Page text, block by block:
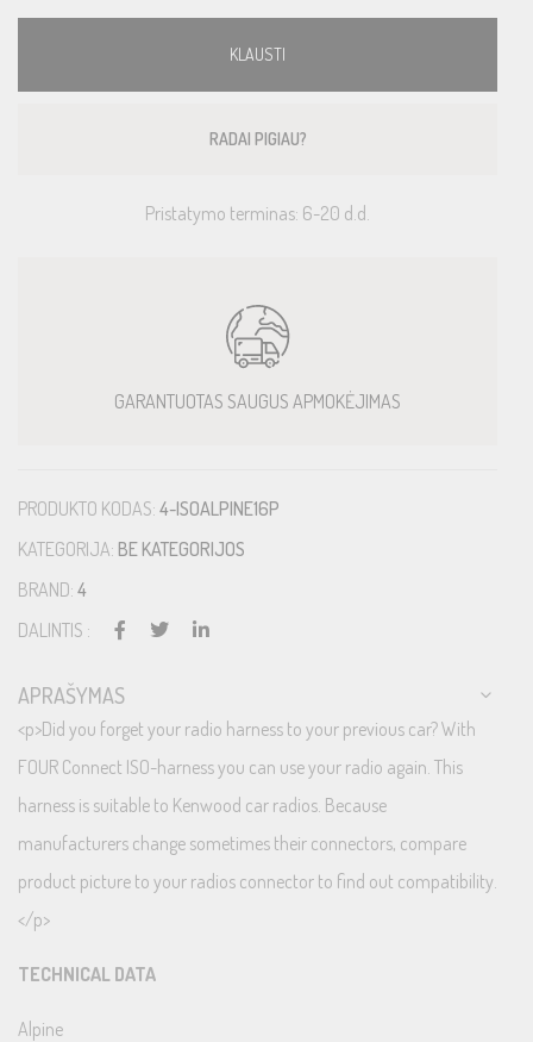
KLAUSTI
RADAI PIGIAU?
Pristatymo terminas: 6-20 d.d.
GARANTUOTAS SAUGUS APMOKĖJIMAS
PRODUKTO KODAS: 4-ISOALPINE16P
KATEGORIJA: BE KATEGORIJOS
BRAND: 4
DALINTIS :
APRAŠYMAS
<p>Did you forget your radio harness to your previous car? With
FOUR Connect ISO-harness you can use your radio again. This
harness is suitable to Kenwood car radios. Because
manufacturers change sometimes their connectors, compare
product picture to your radios connector to find out compatibility.
</p>
TECHNICAL DATA
Alpine